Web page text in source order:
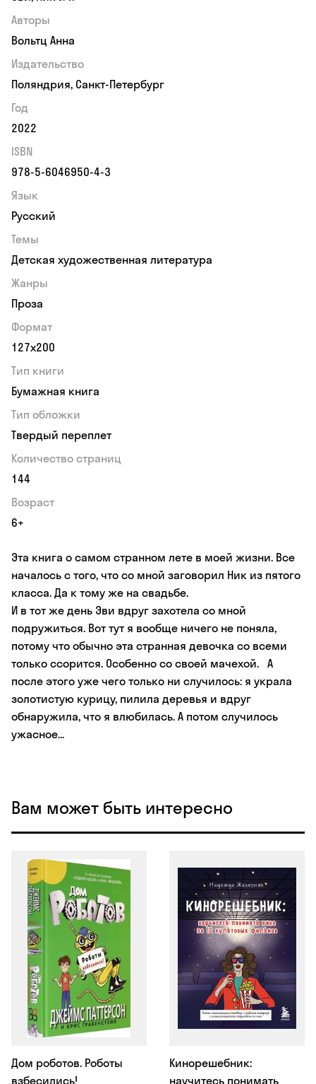
Авторы
Вольтц Анна
Издательство
Поляндрия, Санкт-Петербург
Год
2022
ISBN
978-5-6046950-4-3
Язык
Русский
Темы
Детская художественная литература
Жанры
Проза
Формат
127х200
Тип книги
Бумажная книга
Тип обложки
Твердый переплет
Количество страниц
144
Возраст
6+
Эта книга о самом странном лете в моей жизни. Все
началось с того, что со мной заговорил Ник из пятого
класса. Да к тому же на свадьбе.
И в тот же день Эви вдруг захотела со мной
подружиться. Вот тут я вообще ничего не поняла,
потому что обычно эта странная девочка со всеми
только ссорится. Особенно со своей мачехой. А
после этого уже чего только ни случилось: я украла
золотистую курицу, пилила деревья и вдруг
обнаружила, что я влюбилась. А потом случилось
ужасное...
Вам может быть интересно
Дом роботов. Роботы
взбесились!
Кинорешебник:
научитесь понимать